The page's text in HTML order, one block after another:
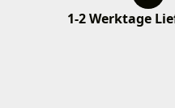
1-2 Werktage